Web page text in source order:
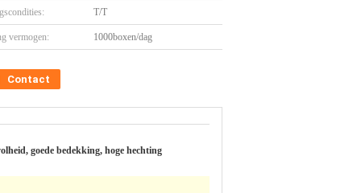
T/T
vermogen: 1000boxen/dag
Contact
goede bedekking, hoge hechting